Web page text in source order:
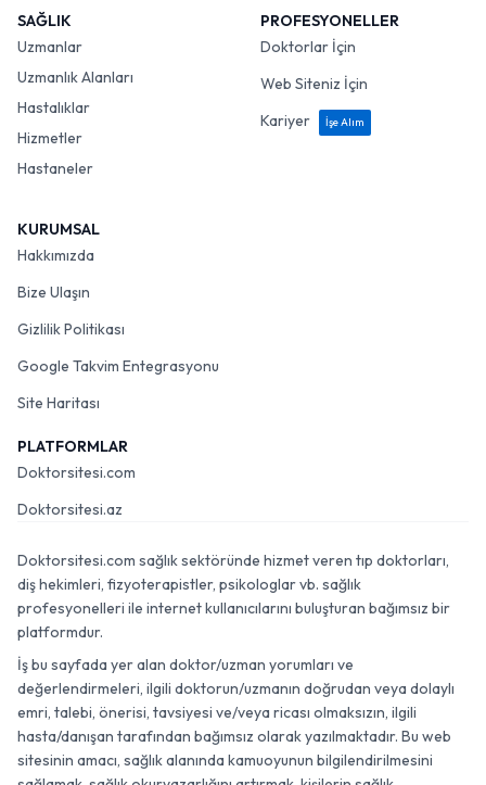
SAĞLIK
Uzmanlar
Uzmanlık Alanları
Hastalıklar
Hizmetler
Hastaneler
PROFESYONELLER
Doktorlar İçin
Web Siteniz İçin
Kariyer
İşe Alım
KURUMSAL
Hakkımızda
Bize Ulaşın
Gizlilik Politikası
Google Takvim Entegrasyonu
Site Haritası
PLATFORMLAR
Doktorsitesi.com
Doktorsitesi.az
Doktorsitesi.com sağlık sektöründe hizmet veren tıp doktorları,
diş hekimleri, fizyoterapistler, psikologlar vb. sağlık
profesyonelleri ile internet kullanıcılarını buluşturan bağımsız bir
platformdur.
İş bu sayfada yer alan doktor/uzman yorumları ve
değerlendirmeleri, ilgili doktorun/uzmanın doğrudan veya dolaylı
emri, talebi, önerisi, tavsiyesi ve/veya ricası olmaksızın, ilgili
hasta/danışan tarafından bağımsız olarak yazılmaktadır. Bu web
sitesinin amacı, sağlık alanında kamuoyunun bilgilendirilmesini